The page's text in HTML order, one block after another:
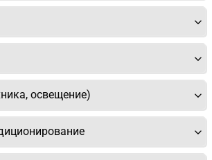
освещение)
вопросы? Вы не
нужную Вам деталь?
форму ниже и мы Вам перезвоним.